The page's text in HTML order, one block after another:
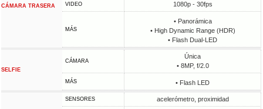
CÁMARA TRASERA VIDEO 1080p - 30fps
MÁS
• Panorámica
• High Dynamic Range (HDR)
• Flash Dual-LED
SELFIE
CÁMARA
Única
• 8MP, f/2.0
MÁS • Flash LED
SENSORES acelerómetro, proximidad